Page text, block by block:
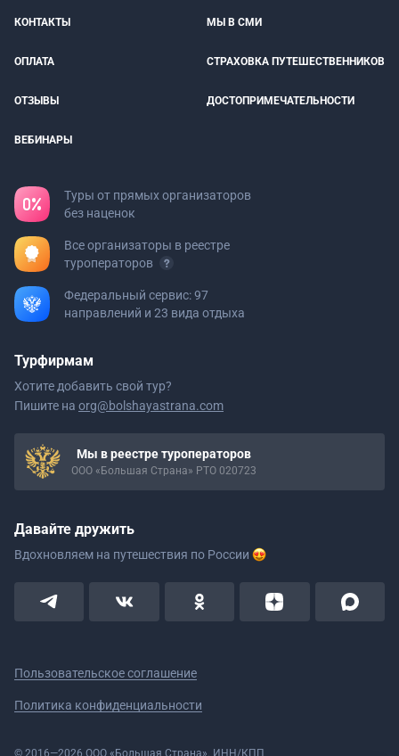
КОНТАКТЫ МЫ В СМИ
ОПЛАТА СТРАХОВКА ПУТЕШЕСТВЕННИКОВ
ОТЗЫВЫ ДОСТОПРИМЕЧАТЕЛЬНОСТИ
ВЕБИНАРЫ
Туры от прямых организаторов
без наценок
Все организаторы в реестре
туроператоров
Федеральный сервис: 97
направлений и 23 вида отдыха
Турфирмам
Хотите добавить свой тур?
Пишите на org@bolshayastrana.com
Мы в реестре туроператоров
ООО «Большая Страна» РТО 020723
Давайте дружить
Вдохновляем на путешествия по России
Пользовательское соглашение
Политика конфиденциальности
© 2016—2026 ООО «Большая Страна». ИНН/КПП